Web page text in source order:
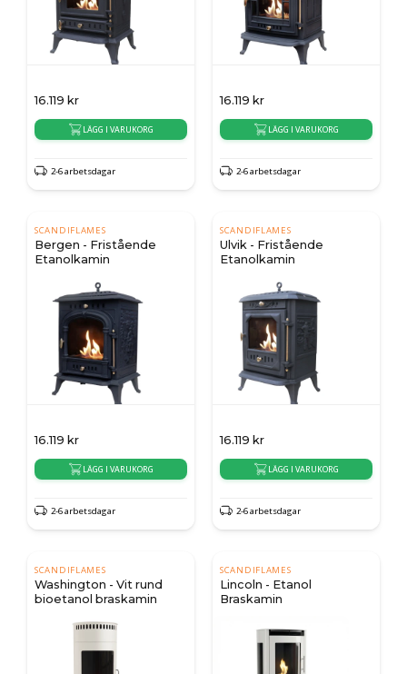
16.119 kr
LÄGG I VARUKORG
2-6 arbetsdagar
16.119 kr
LÄGG I VARUKORG
2-6 arbetsdagar
SCANDIFLAMES
Bergen - Fristående
Etanolkamin
16.119 kr
LÄGG I VARUKORG
2-6 arbetsdagar
SCANDIFLAMES
Ulvik - Fristående
Etanolkamin
16.119 kr
LÄGG I VARUKORG
2-6 arbetsdagar
SCANDIFLAMES
Washington - Vit rund
bioetanol braskamin
SCANDIFLAMES
Lincoln - Etanol
Braskamin